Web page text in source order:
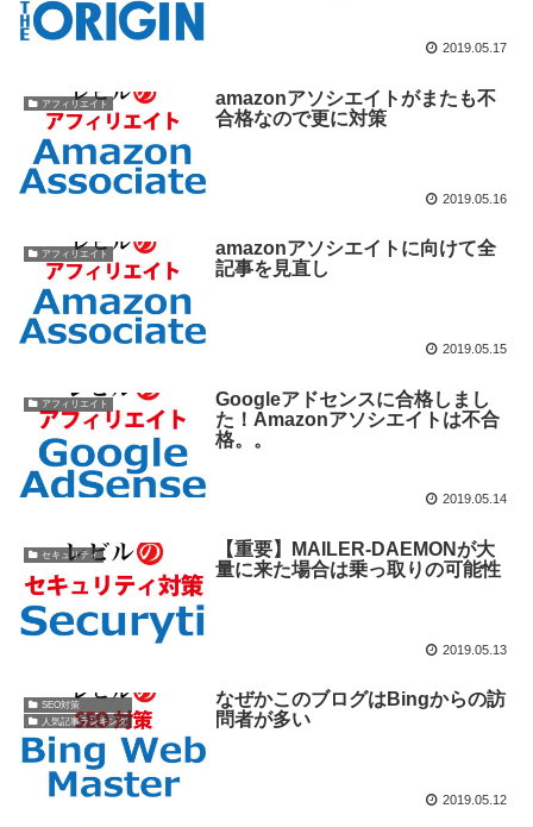
2019.05.17
アフィリエイト
amazonアソシエイトがまたも不
合格なので更に対策
2019.05.16
アフィリエイト
amazonアソシエイトに向けて全
記事を見直し
2019.05.15
アフィリエイト
Googleアドセンスに合格しまし
た！Amazonアソシエイトは不合
格。。
2019.05.14
セキュリティ
【重要】MAILER-DAEMONが大
量に来た場合は乗っ取りの可能性
2019.05.13
SEO対策
人気記事ランキング
なぜかこのブログはBingからの訪
問者が多い
2019.05.12